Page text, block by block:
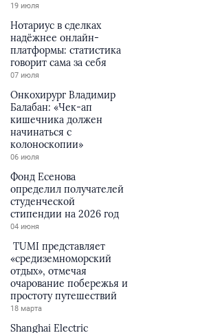
19 июля
Нотариус в сделках
надёжнее онлайн-
платформы: статистика
говорит сама за себя
07 июля
Онкохирург Владимир
Балабан: «Чек-ап
кишечника должен
начинаться с
колоноскопии»
06 июля
Фонд Есенова
определил получателей
студенческой
стипендии на 2026 год
04 июня
TUMI представляет
«средиземноморский
отдых», отмечая
очарование побережья и
простоту путешествий
18 марта
Shanghai Electric